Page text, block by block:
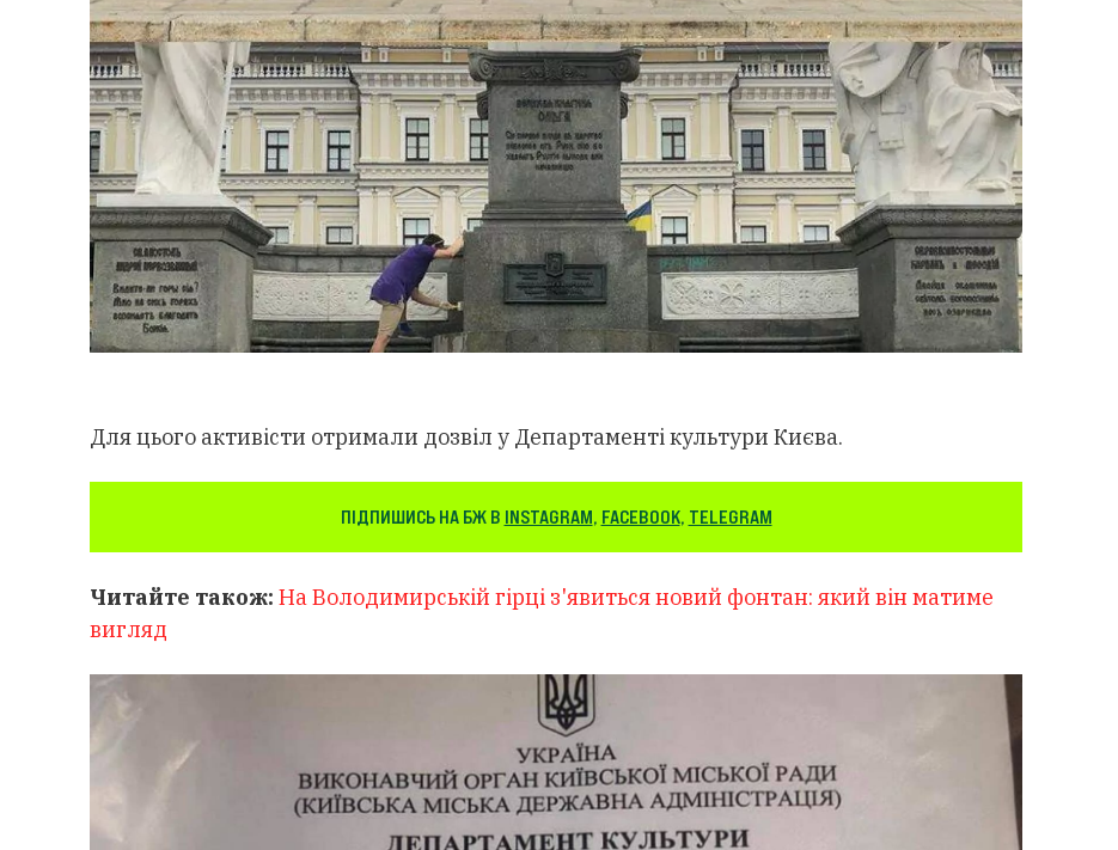
Для цього активісти отримали дозвіл у Департаменті культури Києва.
ПІДПИШИСЬ НА БЖ В INSTAGRAM, FACEBOOK, TELEGRAM
Читайте також: На Володимирській гірці з'явиться новий фонтан: який він матиме
вигляд